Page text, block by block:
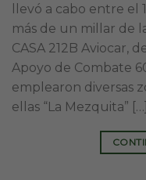
llevó a cabo entre el
más de un millar de
CASA 212B Aviocar,
Apoyo de Combate
emplearon diversas
ellas “La Mezquita” […]